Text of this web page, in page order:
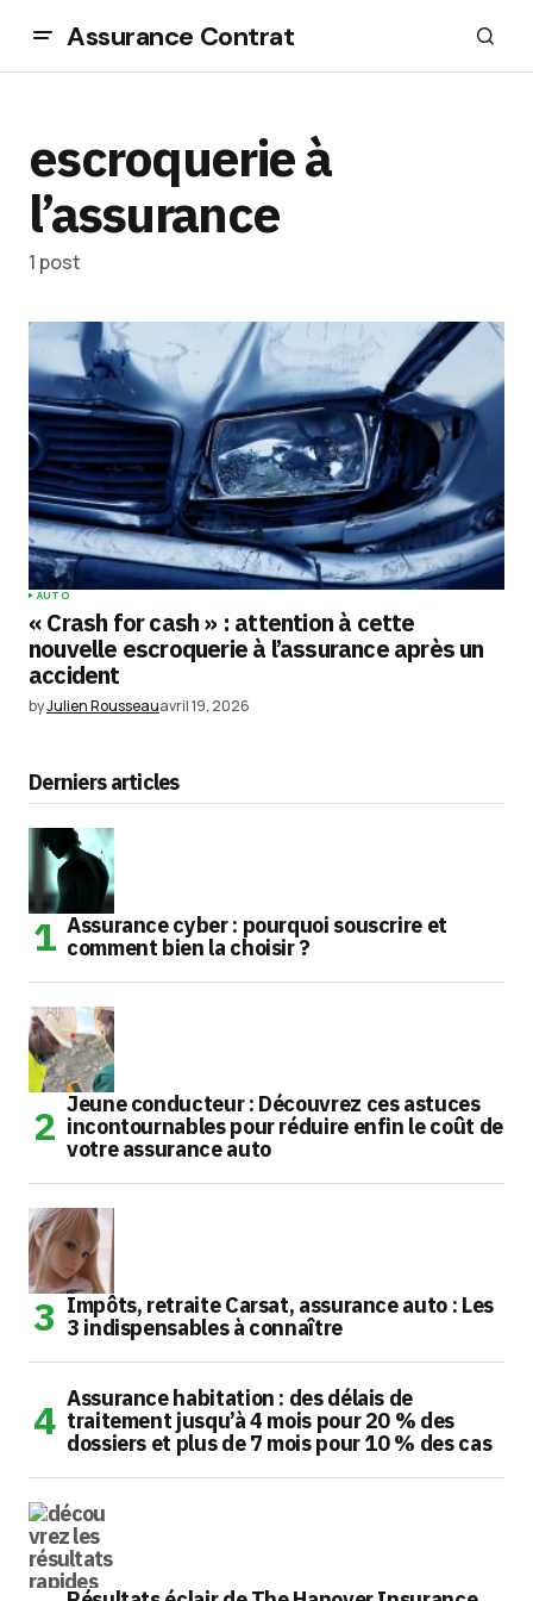
Assurance Contrat
escroquerie à
l’assurance
1 post
AUTO
« Crash for cash » : attention à cette
nouvelle escroquerie à l’assurance après un
accident
byJulien Rousseauavril 19, 2026
Derniers articles
Assurance cyber : pourquoi souscrire et
comment bien la choisir ?
Jeune conducteur : Découvrez ces astuces
incontournables pour réduire enfin le coût de
votre assurance auto
Impôts, retraite Carsat, assurance auto : Les
3 indispensables à connaître
Assurance habitation : des délais de
traitement jusqu’à 4 mois pour 20 % des
dossiers et plus de 7 mois pour 10 % des cas